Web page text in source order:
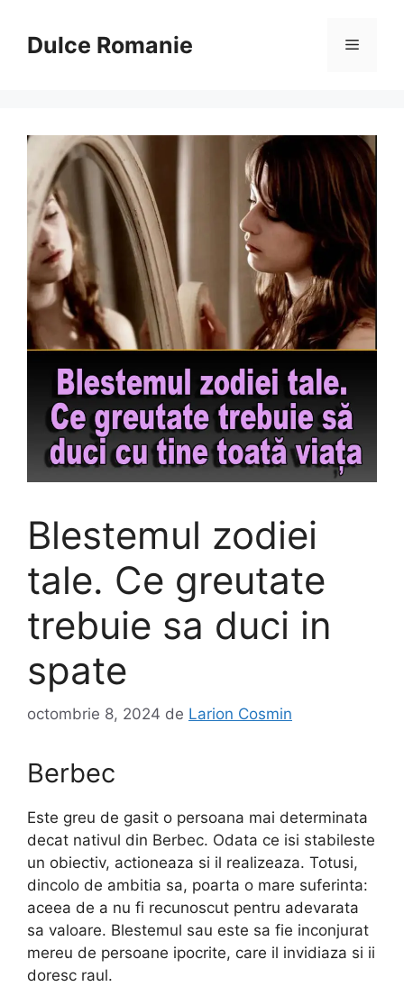
conținutDulce Romanie Meniu
Blestemul zodiei
tale. Ce greutate
trebuie sa duci in
spate
octombrie 8, 2024 de Larion Cosmin
Berbec
Este greu de gasit o persoana mai determinata
decat nativul din Berbec. Odata ce isi stabileste
un obiectiv, actioneaza si il realizeaza. Totusi,
dincolo de ambitia sa, poarta o mare suferinta:
aceea de a nu fi recunoscut pentru adevarata
sa valoare. Blestemul sau este sa fie inconjurat
mereu de persoane ipocrite, care il invidiaza si ii
doresc raul.